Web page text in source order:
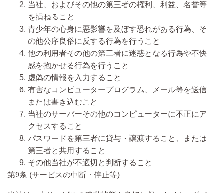
当社、およびその他の第三者の権利、利益、名誉等
を損ねること
青少年の心身に悪影響を及ぼす恐れがある行為、そ
の他公序良俗に反する行為を行うこと
他の利用者その他の第三者に迷惑となる行為や不快
感を抱かせる行為を行うこと
虚偽の情報を入力すること
有害なコンピュータープログラム、メール等を送信
または書き込むこと
当社のサーバーその他のコンピューターに不正にア
クセスすること
パスワードを第三者に貸与・譲渡すること、または
第三者と共用すること
その他当社が不適切と判断すること
第9条 (サービスの中断・停止等)